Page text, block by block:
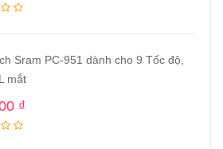
Sram PC-951 dành cho 9 Tốc độ,
mắt
₫